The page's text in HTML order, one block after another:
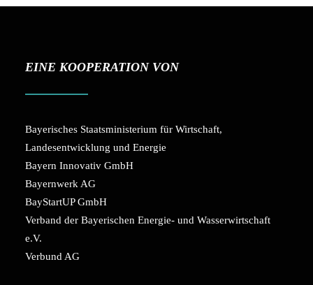
EINE KOOPERATION VON
Bayerisches Staatsministerium für Wirtschaft,
Landesentwicklung und Energie
Bayern Innovativ GmbH
Bayernwerk AG
BayStartUP GmbH
Verband der Bayerischen Energie- und Wasserwirtschaft
e.V.
Verbund AG